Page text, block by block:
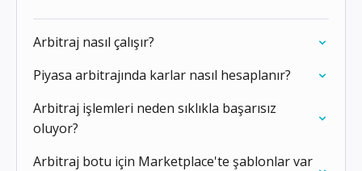
Arbitraj nasıl çalışır?
Piyasa arbitrajında karlar nasıl hesaplanır?
Arbitraj işlemleri neden sıklıkla başarısız
oluyor?
Arbitraj botu için Marketplace'te şablonlar var